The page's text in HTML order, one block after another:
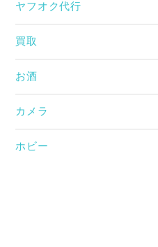
ヤフオク代行
買取
お酒
カメラ
ホビー